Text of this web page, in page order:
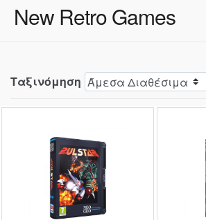
New Retro Games
Ταξινόμηση